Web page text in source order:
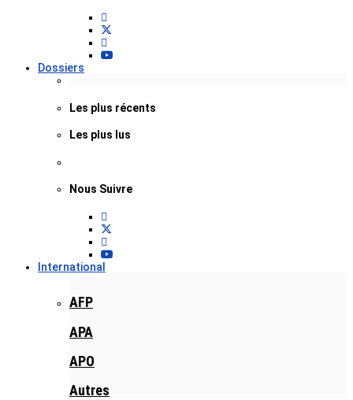
Dossiers
Les plus récents
Les plus lus
Nous Suivre
International
AFP
APA
APO
Autres